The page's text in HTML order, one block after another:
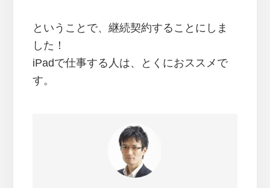
ということで、継続契約することにしま
した！
iPadで仕事する人は、とくにおススメで
す。